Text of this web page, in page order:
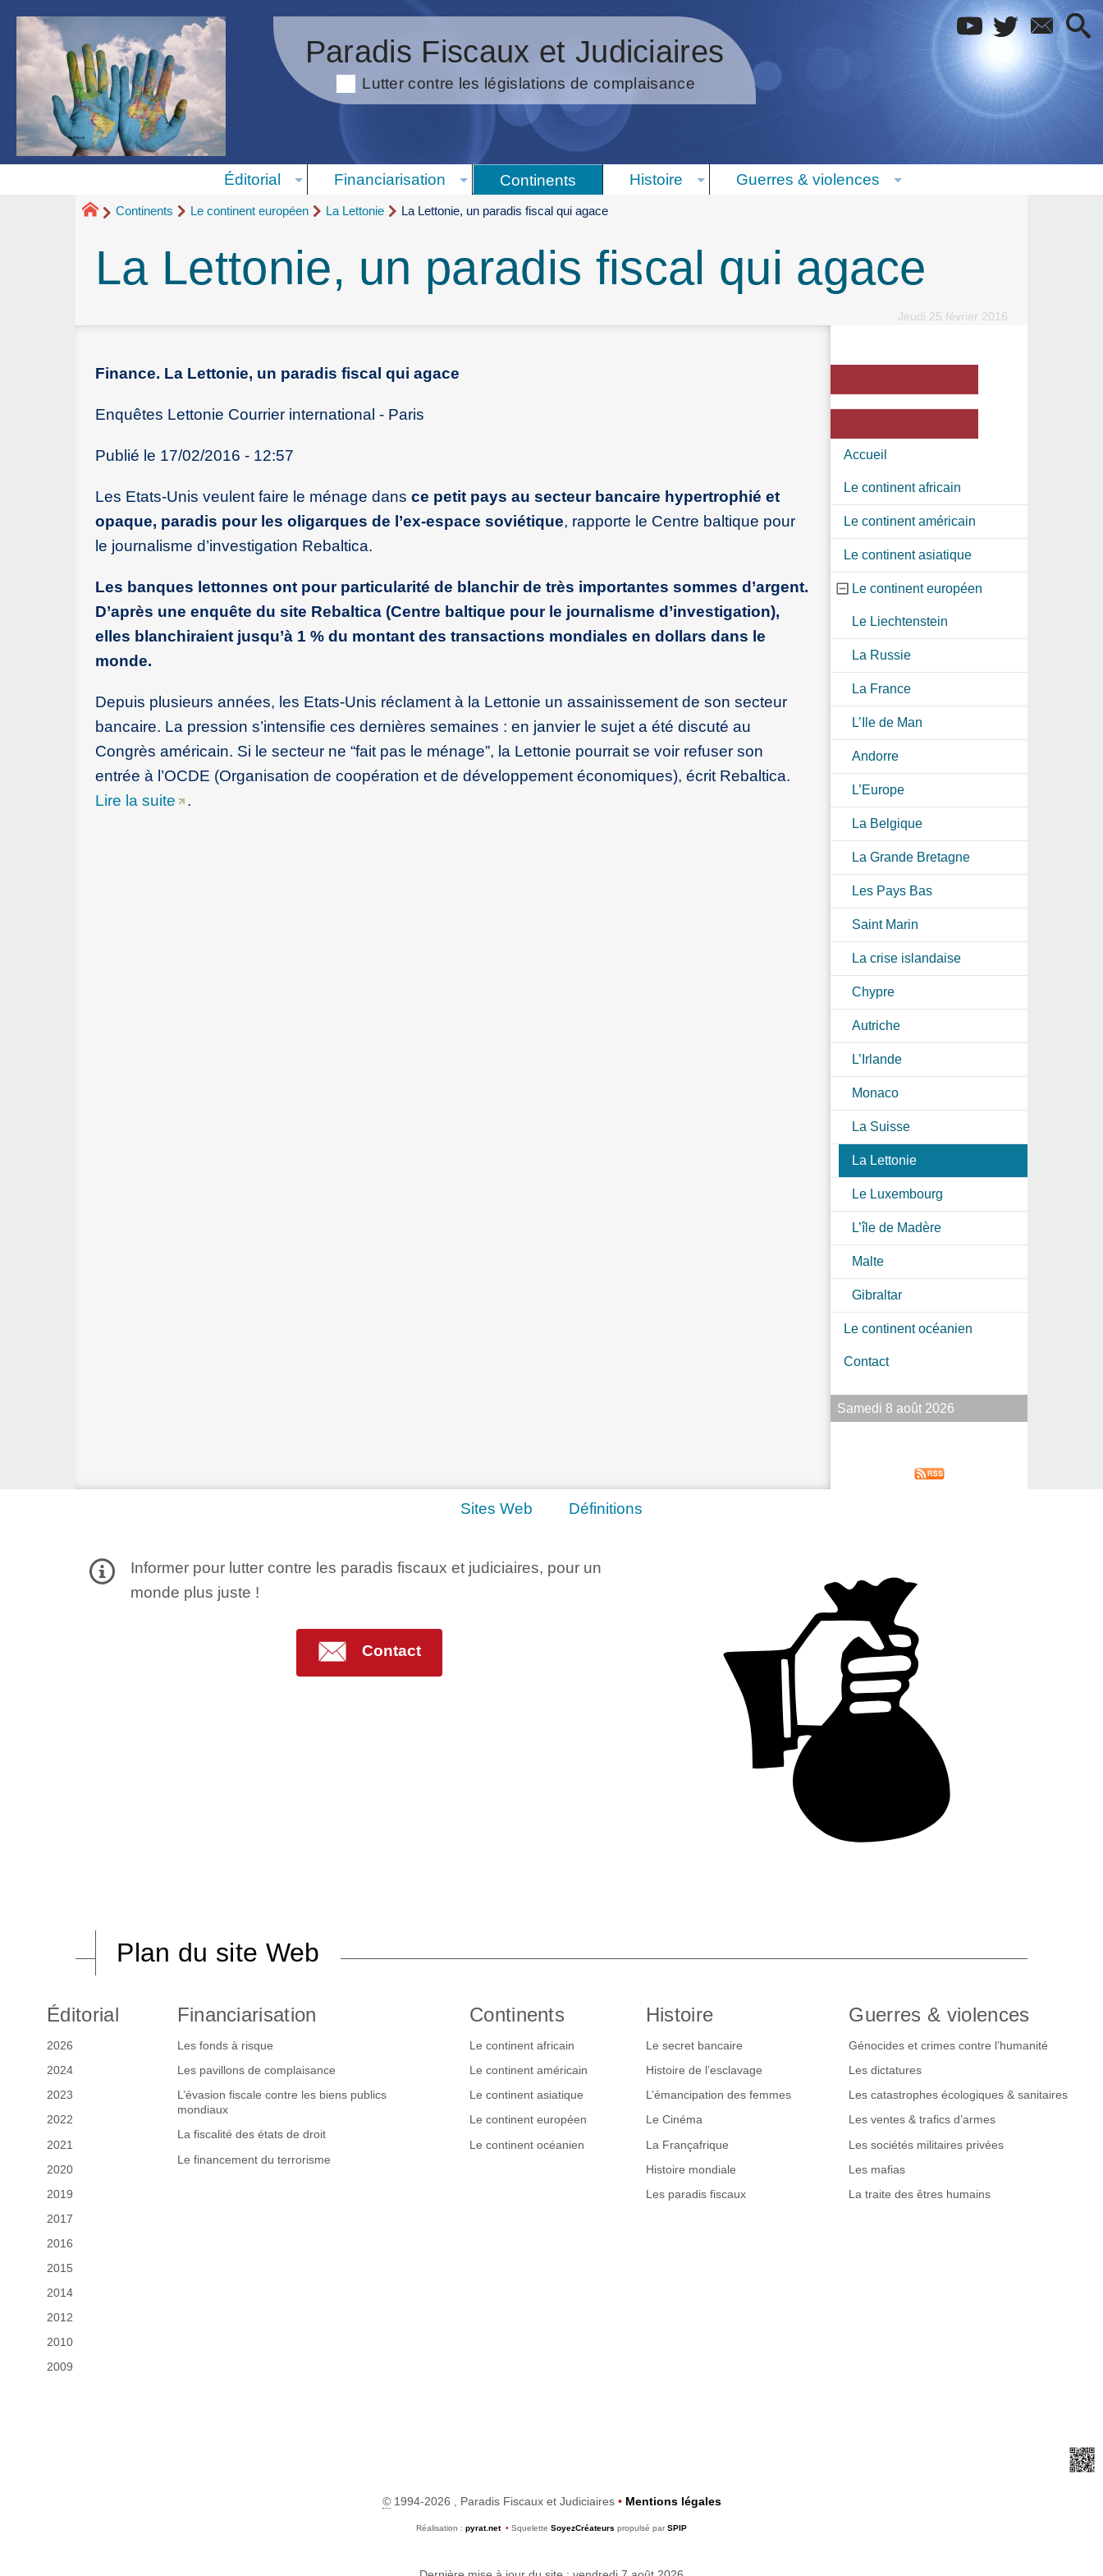
Paradis Fiscaux et Judiciaires
Lutter contre les législations de complaisance
Éditorial Financiarisation Continents Histoire Guerres & violences
Continents Le continent européen La Lettonie La Lettonie, un paradis fiscal qui agace
La Lettonie, un paradis fiscal qui agace
Jeudi 25 février 2016
Finance. La Lettonie, un paradis fiscal qui agace
Enquêtes Lettonie Courrier international - Paris
Publié le 17/02/2016 - 12:57
Les Etats-Unis veulent faire le ménage dans ce petit pays au secteur bancaire hypertrophié et
opaque, paradis pour les oligarques de l’ex-espace soviétique, rapporte le Centre baltique pour
le journalisme d’investigation Rebaltica.
Les banques lettonnes ont pour particularité de blanchir de très importantes sommes d’argent.
D’après une enquête du site Rebaltica (Centre baltique pour le journalisme d’investigation),
elles blanchiraient jusqu’à 1 % du montant des transactions mondiales en dollars dans le
monde.
Depuis plusieurs années, les Etats-Unis réclament à la Lettonie un assainissement de son secteur
bancaire. La pression s’intensifie ces dernières semaines : en janvier le sujet a été discuté au
Congrès américain. Si le secteur ne “fait pas le ménage”, la Lettonie pourrait se voir refuser son
entrée à l’OCDE (Organisation de coopération et de développement économiques), écrit Rebaltica.
Lire la suite
.
Accueil
Le continent africain
Le continent américain
Le continent asiatique
Le continent européen
Le Liechtenstein
La Russie
La France
L’Ile de Man
Andorre
L’Europe
La Belgique
La Grande Bretagne
Les Pays Bas
Saint Marin
La crise islandaise
Chypre
Autriche
L’Irlande
Monaco
La Suisse
La Lettonie
Le Luxembourg
L’île de Madère
Malte
Gibraltar
Le continent océanien
Contact
Samedi 8 août 2026
Sites Web Définitions
Informer pour lutter contre les paradis fiscaux et judiciaires, pour un
monde plus juste !
Contact
Plan du site Web
Éditorial
2026
2024
2023
2022
2021
2020
2019
2017
2016
2015
2014
2012
2010
2009
Financiarisation
Les fonds à risque
Les pavillons de complaisance
L’évasion fiscale contre les biens publics
mondiaux
La fiscalité des états de droit
Le financement du terrorisme
Continents
Le continent africain
Le continent américain
Le continent asiatique
Le continent européen
Le continent océanien
Histoire
Le secret bancaire
Histoire de l’esclavage
L’émancipation des femmes
Le Cinéma
La Françafrique
Histoire mondiale
Les paradis fiscaux
Guerres & violences
Génocides et crimes contre l’humanité
Les dictatures
Les catastrophes écologiques & sanitaires
Les ventes & trafics d’armes
Les sociétés militaires privées
Les mafias
La traite des êtres humains
©1994-2026 , Paradis Fiscaux et Judiciaires • Mentions légales
Réalisation : pyrat.net • Squelette SoyezCréateurs propulsé par SPIP